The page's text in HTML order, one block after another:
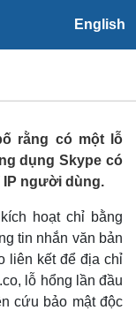
English
tiết
mật tiết
rằng có một lỗ
dụng Skype có
IP người dùng.
hoạt chỉ bằng
tin nhắn văn bản
liên kết để địa chỉ
lỗ hổng lần đầu
cứu bảo mật độc